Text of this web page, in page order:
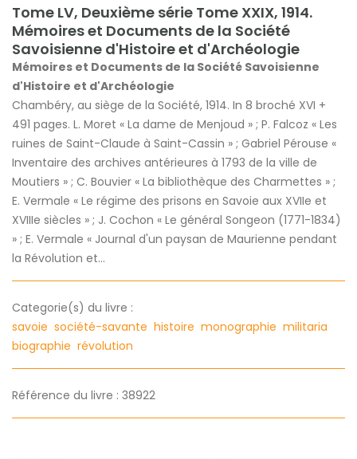
Tome LV, Deuxième série Tome XXIX, 1914.
Mémoires et Documents de la Société
Savoisienne d'Histoire et d'Archéologie
Mémoires et Documents de la Société Savoisienne
d'Histoire et d'Archéologie
Chambéry, au siège de la Société, 1914. In 8 broché XVI +
491 pages. L. Moret « La dame de Menjoud » ; P. Falcoz « Les
ruines de Saint-Claude à Saint-Cassin » ; Gabriel Pérouse «
Inventaire des archives antérieures à 1793 de la ville de
Moutiers » ; C. Bouvier « La bibliothèque des Charmettes » ;
E. Vermale « Le régime des prisons en Savoie aux XVIIe et
XVIIIe siècles » ; J. Cochon « Le général Songeon (1771-1834)
» ; E. Vermale « Journal d'un paysan de Maurienne pendant
la Révolution et...
Categorie(s) du livre :
savoie société-savante histoire monographie militaria
biographie révolution
Référence du livre : 38922